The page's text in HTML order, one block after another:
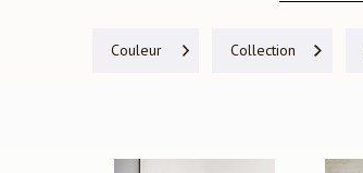
Couleur Collection